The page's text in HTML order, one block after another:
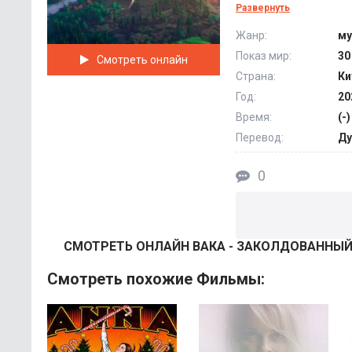
Смотреть онлайн
переворота при
склонились перед
недругом.
Твердо решив
предполагали, что
предводителя.
Развернуть
Жанр:
Показ мир:
Страна:
Год:
Время:
(-)
Перевод:
0
СМОТРEТЬ ОНЛАЙН ВАКА -
Смотреть похожие Фильмы: